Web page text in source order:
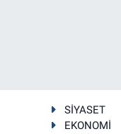
SİYASET
EKONOMİ